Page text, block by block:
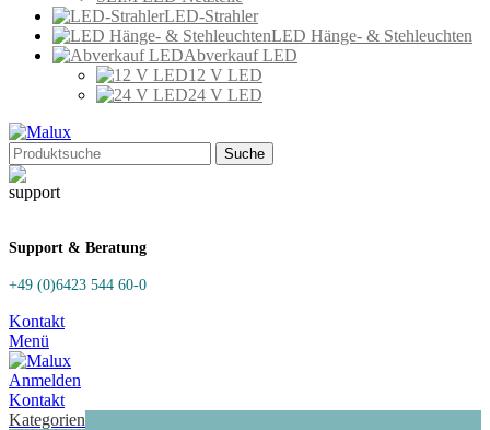
LED-Strahler
LED Hänge- & Stehleuchten
Abverkauf LED
12 V LED
24 V LED
Suche
Support & Beratung
+49 (0)6423 544 60-0
Kontakt
Menü
Anmelden
Kontakt
Kategorien